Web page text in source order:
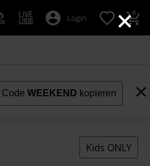
×
Login 0
CodeWEEKEND kopieren
Kids ONLY